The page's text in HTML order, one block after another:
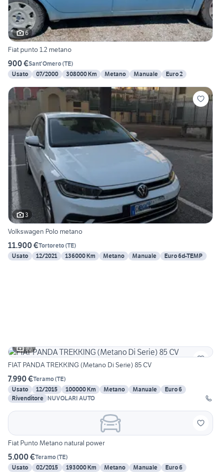
6
Fiat punto 1.2 metano
900 €Sant'Omero(TE)
Usato
07/2000 308000 Km Metano Manuale Euro 2
3
Volkswagen Polo metano
11.900 €Tortoreto(TE)
Usato
12/2021 136000 Km Metano Manuale Euro 6d-TEMP
30
FIAT PANDA TREKKING (Metano Di Serie) 85 CV
7.990 €Teramo(TE)
Usato
12/2015 100000 Km Metano Manuale
Euro 6
Rivenditore NUVOLARI AUTO
Fiat Punto Metano natural power
5.000 €Teramo(TE)
Usato
02/2015 193000 Km Metano Manuale Euro 6